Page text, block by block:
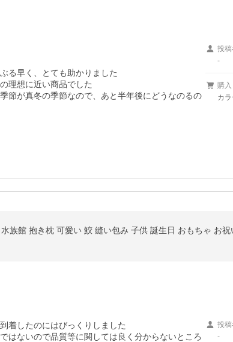
る早く、とても助かりました
理想に近い商品でした
節が真冬の季節なので、あと半年後にどうなのるの
投稿
-
購
カ
族館 抱き枕 可愛い 鮫 縫い包み 子供 誕生日 おもちゃ お
着したのにはびっくりしました
はないので品質等に関しては良く分からないところ
投稿
-